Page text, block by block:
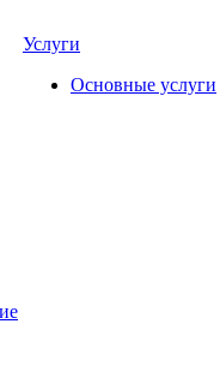
Услуги
Основные услуги